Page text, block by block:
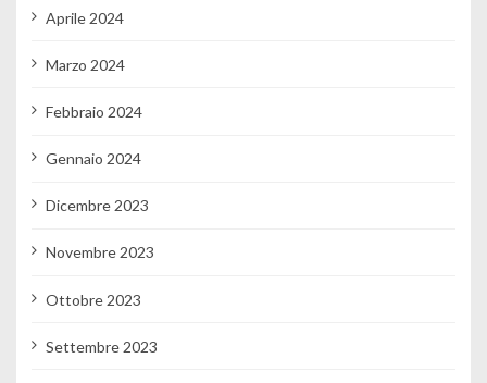
Aprile 2024
Marzo 2024
Febbraio 2024
Gennaio 2024
Dicembre 2023
Novembre 2023
Ottobre 2023
Settembre 2023